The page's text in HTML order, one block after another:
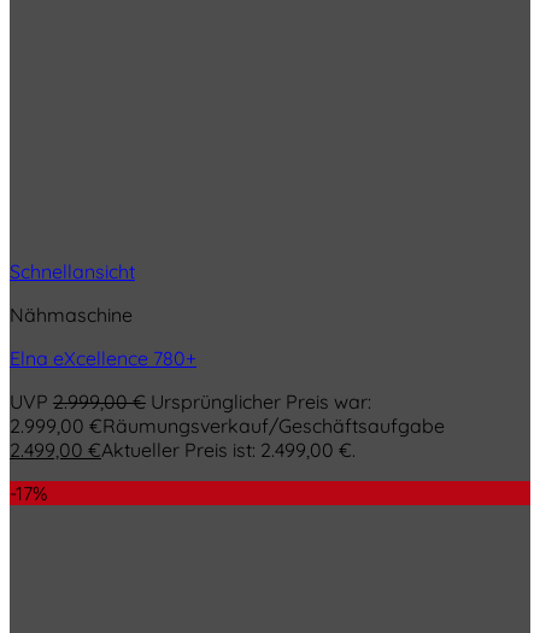
Schnellansicht
Nähmaschine
Elna eXcellence 780+
UVP 2.999,00€ Ursprünglicher Preis war:
2.999,00 €Räumungsverkauf/Geschäftsaufgabe
2.499,00 €Aktueller Preis ist: 2.499,00 €.
-17%